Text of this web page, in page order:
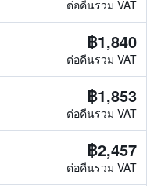
ต่อคืนรวม VAT
฿1,840
ต่อคืนรวม VAT
฿1,853
ต่อคืนรวม VAT
฿2,457
ต่อคืนรวม VAT